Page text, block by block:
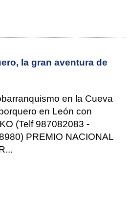
la gran aventura de
en la Cueva
en León con
(Telf 987082083 -
PREMIO NACIONAL